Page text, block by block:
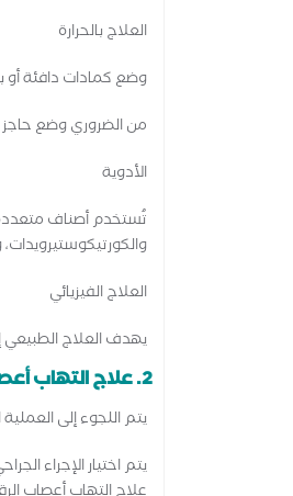
العلاج بالحرارة
وضع كمادات دافئة أو
من الضروري وضع حاجز
الأدوية
تُستخدم أصناف متعددة
العلاج الفيزيائي
يهدف العلاج الطبيعي
2. علاج التهاب أعصاب الرقبة الجراحي
يتم اللجوء إلى
يتم اختيار الإجراء